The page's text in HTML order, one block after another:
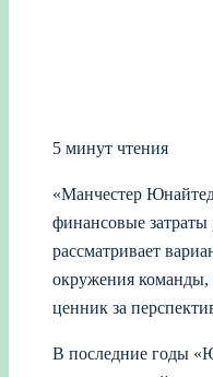
5 минут чтения
«Манчестер
финансовые затраты
рассматривает
окружения
ценник за
В последние годы